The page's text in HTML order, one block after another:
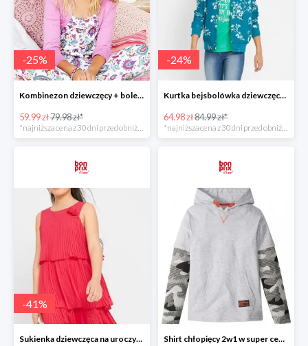
-25%
Kombinezon dziewczęcy + bolerko -25%
59.99 zł79.98 zł*
*najniższa cena z 30 dni przed obniżką
-24%
Kurtka bejsbolówka dziewczęca -23%
64.98 zł84.99 zł*
*najniższa cena z 30 dni przed obniżką
-41%
Sukienka dziewczęca na uroczyste okazje z falbanami -40% Shirt chłopięcy 2w1 w super cenie